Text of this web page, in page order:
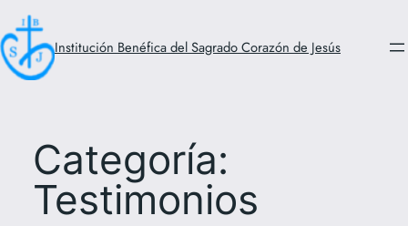
Saltar
al
contenido
Institución Benéfica del Sagrado Corazón de Jesús
Categoría:
Testimonios